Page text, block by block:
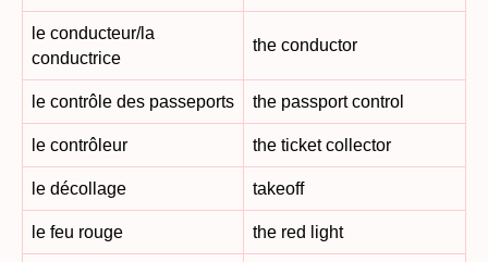
le conducteur/la
conductrice
the conductor
le contrôle des passeports the passport control
le contrôleur the ticket collector
le décollage takeoff
le feu rouge the red light